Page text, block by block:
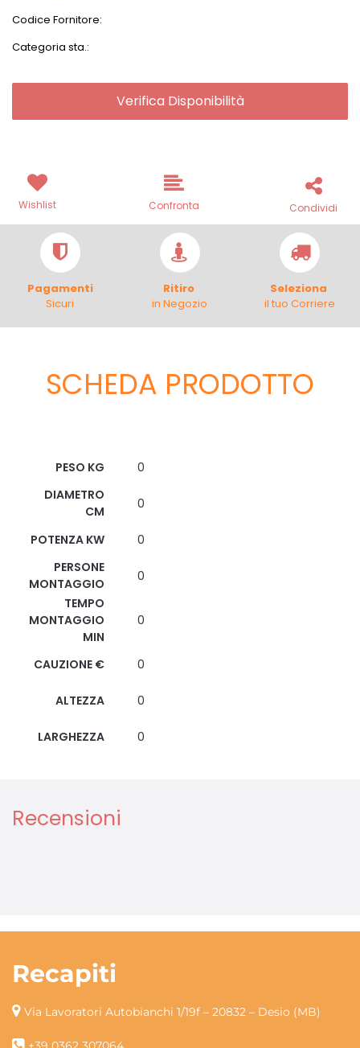
Codice Fornitore:
Categoria sta.:
Verifica Disponibilità
Wishlist Confronta Condividi
Pagamenti
Sicuri
Ritiro
in Negozio
Seleziona
il tuo Corriere
SCHEDA PRODOTTO
PESO KG
0
DIAMETRO
CM
0
POTENZA KW
0
PERSONE
MONTAGGIO
0
TEMPO
MONTAGGIO
MIN
0
CAUZIONE € 0
ALTEZZA 0
LARGHEZZA 0
Recensioni
Recapiti
Via Lavoratori Autobianchi 1/19f – 20832 – Desio (MB)